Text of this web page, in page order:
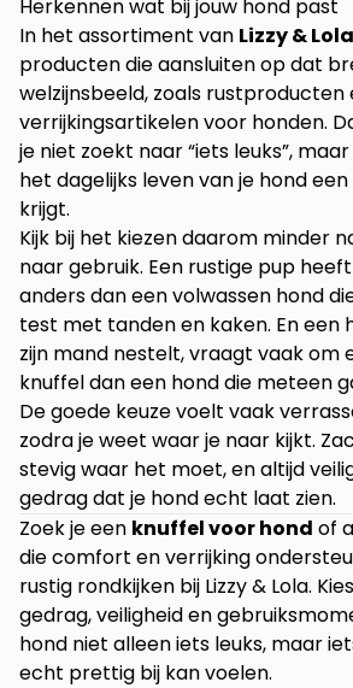
Herkennen wat bij jouw hond past
In het assortiment van Lizzy & Lola
producten die aansluiten op dat
welzijnsbeeld, zoals rustproducten
verrijkingsartikelen voor honden.
je niet zoekt naar “iets leuks”,
het dagelijks leven van je hond
krijgt.
Kijk bij het kiezen daarom minder
naar gebruik. Een rustige pup
anders dan een volwassen hond
test met tanden en kaken. En een
zijn mand nestelt, vraagt vaak om
knuffel dan een hond die meteen
De goede keuze voelt vaak
zodra je weet waar je naar kijkt.
stevig waar het moet, en altijd
gedrag dat je hond echt laat zien.
Zoek je een knuffel voor hond of
die comfort en verrijking
rustig rondkijken bij Lizzy & Lola.
gedrag, veiligheid en
hond niet alleen iets leuks, maar
echt prettig bij kan voelen.